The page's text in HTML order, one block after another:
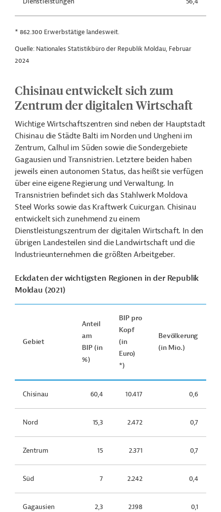
* 862.300 Erwerbstätige landesweit.
Quelle: Nationales Statistikbüro der Republik Moldau, Februar
2024
Chisinau entwickelt sich zum
Zentrum der digitalen Wirtschaft
Wichtige Wirtschaftszentren sind neben der Hauptstadt
Chisinau die Städte Balti im Norden und Ungheni im
Zentrum, Calhul im Süden sowie die Sondergebiete
Gagausien und Transnistrien. Letztere beiden haben
jeweils einen autonomen Status, das heißt sie verfügen
über eine eigene Regierung und Verwaltung. In
Transnistrien befindet sich das Stahlwerk Moldova
Steel Works sowie das Kraftwerk Cuicurgan. Chisinau
entwickelt sich zunehmend zu einem
Dienstleistungszentrum der digitalen Wirtschaft. In den
übrigen Landesteilen sind die Landwirtschaft und die
Industrieunternehmen die größten Arbeitgeber.
Eckdaten der wichtigsten Regionen in der Republik
Moldau (2021)
Gebiet
Anteil
am
BIP (in
%)
BIP pro
Kopf
(in
Euro)
*)
Bevölkerung
(in Mio.)
Chisinau 60,4 10.417 0,6
Nord 15,3 2.472 0,7
Zentrum 15 2.371 0,7
Süd 7 2.242 0,4
Gagausien 2,3 2.198 0,1